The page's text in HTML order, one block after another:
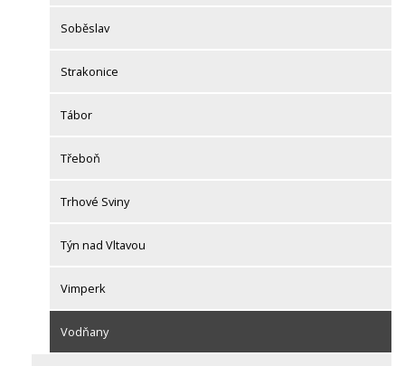
Soběslav
Strakonice
Tábor
Třeboň
Trhové Sviny
Týn nad Vltavou
Vimperk
Vodňany